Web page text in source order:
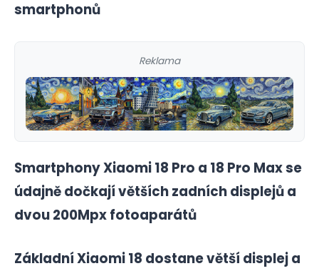
smartphonů
Reklama
Smartphony Xiaomi 18 Pro a 18 Pro Max se
údajně dočkají větších zadních displejů a
dvou 200Mpx fotoaparátů
Základní Xiaomi 18 dostane větší displej a